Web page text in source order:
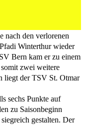
nach den verlorenen
Winterthur wieder
Bern kam er zu einem
zwei weitere
liegt der TSV St. Otmar
sechs Punkte auf
zu Saisonbeginn
gestalten. Der